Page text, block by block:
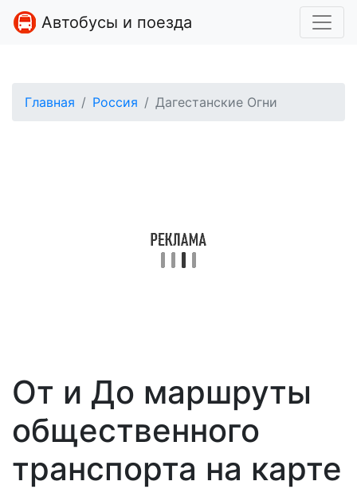
Автобусы и поезда
Главная Россия Дагестанские Огни
От и До маршруты
общественного
транспорта на карте